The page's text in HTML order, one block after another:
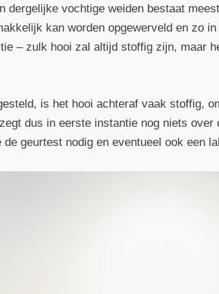
dergelijke vochtige weiden bestaat
kan worden opgewerveld en zo
– zulk hooi zal altijd stoffig zijn, maar
is het hooi achteraf vaak stoffig,
dus in eerste instantie nog niets
geurtest nodig en eventueel ook een